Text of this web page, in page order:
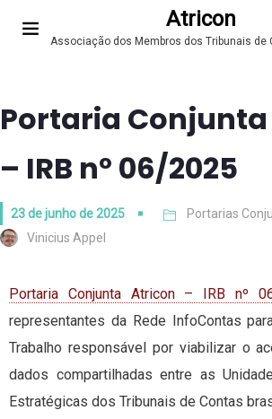
Atricon
Associação dos Membros dos Tribunais de
Portaria
– IRB nº 06/2025
23 de junho de 2025
Portarias
Vinicius Appel
Portaria Conjunta Atricon – IRB nº
representantes da Rede InfoContas
Trabalho responsável por viabilizar o
dados compartilhadas entre as
Estratégicas dos Tribunais de Contas